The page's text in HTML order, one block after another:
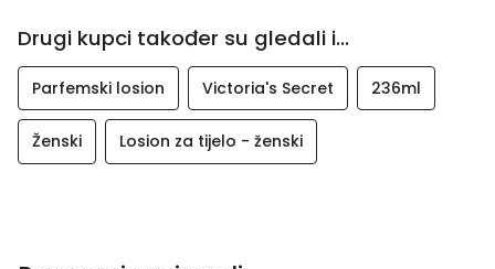
Drugi kupci također su gledali i...
Parfemski losion Victoria's Secret 236ml
Ženski Losion za tijelo - ženski